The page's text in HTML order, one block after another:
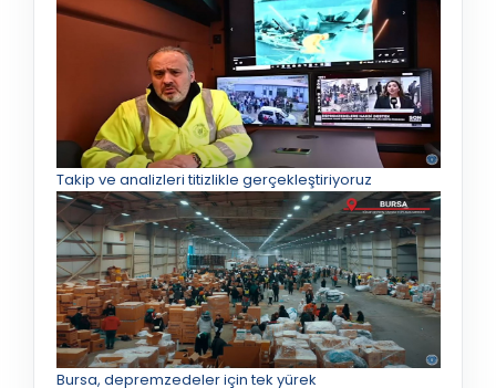
Takip ve analizleri titizlikle gerçekleştiriyoruz
Bursa, depremzedeler için tek yürek